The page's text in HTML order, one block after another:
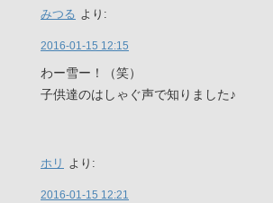
みつる より:
2016-01-15 12:15
わー雪ー！（笑）
子供達のはしゃぐ声で知りました♪
ホリ より:
2016-01-15 12:21